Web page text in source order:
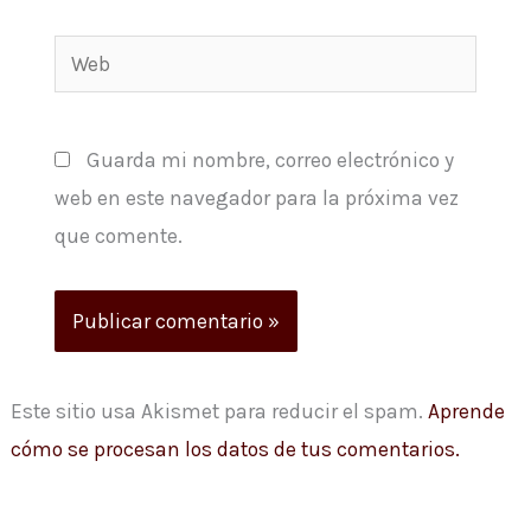
Web
Guarda mi nombre, correo electrónico y
web en este navegador para la próxima vez
que comente.
Este sitio usa Akismet para reducir el spam.Aprende
cómo se procesan los datos de tus comentarios.